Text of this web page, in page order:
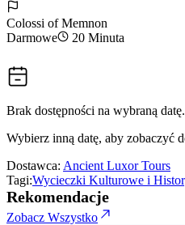
Colossi of Memnon
Darmowe
20 Minuta
Brak dostępności na wybraną datę.
Wybierz inną datę, aby zobaczyć
Dostawca: Ancient Luxor Tours
Tagi:Wycieczki Kulturowe i
Rekomendacje
Zobacz Wszystko